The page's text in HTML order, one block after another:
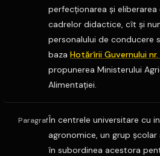
perfecţionarea şi eliberarea
cadrelor didactice, cît şi
personalului de conducere
baza Hotărîrii Guvernului
propunerea Ministerului
Alimentaţiei.
ParagrafÎn centrele universitare cu
agronomice, un grup
în subordinea acestora